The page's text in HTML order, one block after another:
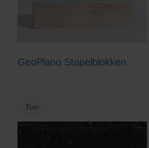
GeoPlano Stapelblokken
Tuin